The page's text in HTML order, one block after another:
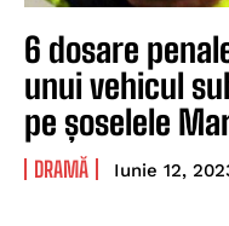
6 dosare
unui vehicul
pe șoselele
DRAMĂ Iunie 12,